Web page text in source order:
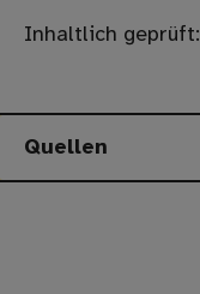
Inhaltlich geprüft:
Quellen